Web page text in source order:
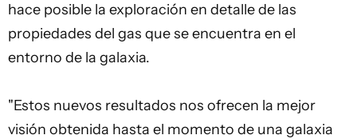
hace posible la exploración en detalle de las
propiedades del gas que se encuentra en el
entorno de la galaxia.
"Estos nuevos resultados nos ofrecen la mejor
visión obtenida hasta el momento de una galaxia